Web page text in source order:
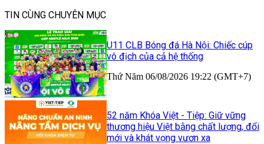
TIN CÙNG CHUYÊN MỤC
U11 CLB Bóng đá Hà Nội: Chiếc cúp
vô địch của cả hệ thống
Thứ Năm 06/08/2026 19:22 (GMT+7)
52 năm Khóa Việt - Tiệp: Giữ vững
thương hiệu Việt bằng chất lượng, đổi
mới và khát vọng vươn xa